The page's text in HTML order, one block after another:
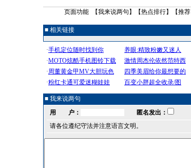
页面功能 【我来说两句 】【热点排行】【推荐
■ 相关链接
■ 我来说两句
用 户：
匿名发出：
请各位遵纪守法并注意语言文明。